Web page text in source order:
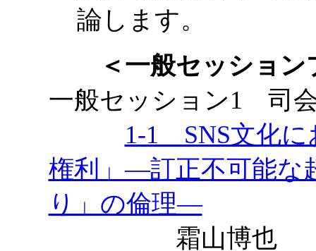
論します。
＜一般セッショ
一般セッション1 司会
1-1 SNS文化に
権利」―訂正不可能な
り」の倫理―
霜山博也